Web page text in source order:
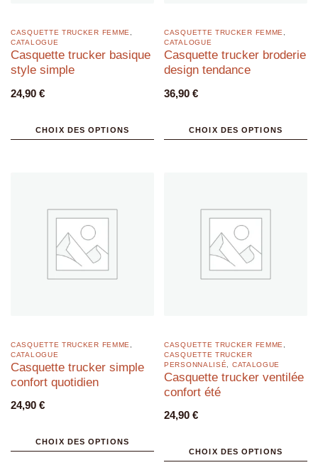
CASQUETTE TRUCKER FEMME
CATALOGUE
Casquette trucker basique
style simple
24,90 €
CHOIX DES OPTIONS
CASQUETTE TRUCKER FEMME
CATALOGUE
Casquette trucker broderie
design tendance
36,90 €
CHOIX DES OPTIONS
CASQUETTE TRUCKER FEMME
CATALOGUE
Casquette trucker simple
confort quotidien
24,90 €
CHOIX DES OPTIONS
CASQUETTE TRUCKER FEMME
CASQUETTE TRUCKER
PERSONNALISÉ
CATALOGUE
Casquette trucker ventilée
confort été
24,90 €
CHOIX DES OPTIONS